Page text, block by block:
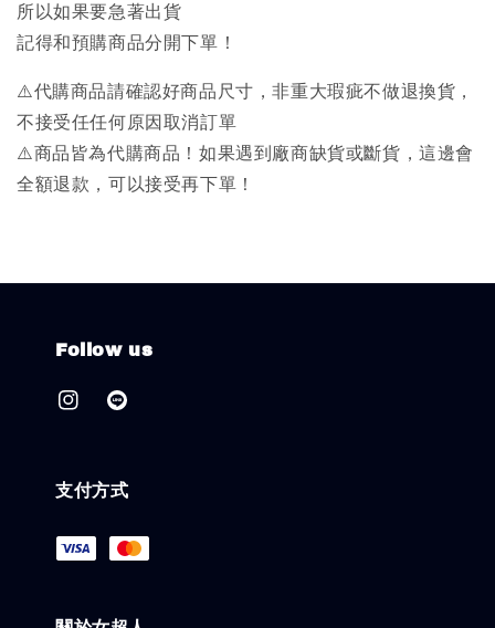
所以如果要急著出貨
記得和預購商品分開下單！
⚠️代購商品請確認好商品尺寸，非重大瑕疵不做退換貨，
不接受任任何原因取消訂單
⚠️商品皆為代購商品！如果遇到廠商缺貨或斷貨，這邊會
全額退款，可以接受再下單！
Follow us
支付方式